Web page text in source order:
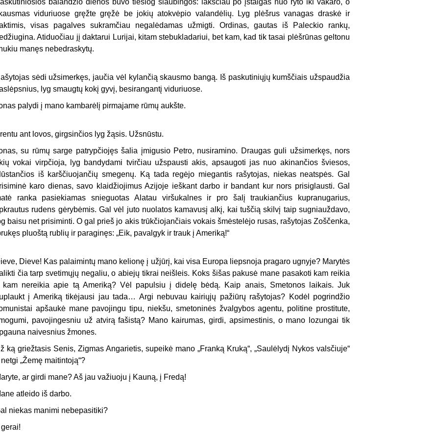
balandžio dienos buvo tiesiog siaubingos: laksčiau po įstaigas nuo ryto iki vakaro, o
viduriuose gręžte gręžė be jokių atokvėpio valandėlių. Lyg plėšrus vanagas draskė ir
visas pagalves sukramčiau negalėdamas užmigti. Ordinas, gautas iš Paleckio rankų,
Atiduočiau jį daktarui Lurijai, kitam stebukladariui, bet kam, kad tik tasai plėšrūnas geltonu
manęs nebedraskytų.
sėdi užsimerkęs, jaučia vėl kylančią skausmo bangą. Iš paskutiniųjų kumščiais užspaudžia
lyg smaugtų kokį gyvį, besirangantį viduriuose.
palydi į mano kambarėlį pirmajame rūmų aukšte.
ant lovos, girgsinčios lyg žąsis. Užsnūstu.
su rūmų sarge patrypčiojęs šalia įmigusio Petro, nusiramino. Draugas guli užsimerkęs, nors
vokai virpčioja, lyg bandydami tvirčiau užspausti akis, apsaugoti jas nuo akinančios šviesos,
iš karščiuojančių smegenų. Ką tada regėjo miegantis rašytojas, niekas neatspės. Gal
karo dienas, savo klaidžiojimus Azijoje ieškant darbo ir bandant kur nors prisiglausti. Gal
ranka pasiekiamas snieguotas Alatau viršukalnes ir pro šalį traukiančius kupranugarius,
rudens gėrybėmis. Gal vėl juto nuolatos kamavusį alkį, kai tuščią skilvį taip sugniauždavo,
baisu net prisiminti. O gal prieš jo akis trūkčiojančiais vokais šmėstelėjo rusas, rašytojas Zoščenka,
pluoštą rublių ir paraginęs: „Eik, pavalgyk ir trauk į Ameriką!“
Dieve! Kas palaimintų mano kelionę į užjūrį, kai visa Europa liepsnoja pragaro ugnyje? Marytės
čia tarp svetimųjų negaliu, o abiejų tikrai neišleis. Koks šišas pakusė mane pasakoti kam reikia
kam nereikia apie tą Ameriką? Vėl papulsiu į didelę bėdą. Kaip anais, Smetonos laikais. Juk
į Ameriką tikėjausi jau tada… Argi nebuvau kairiųjų pažiūrų rašytojas? Kodėl pogrindžio
apšaukė mane pavojingu tipu, niekšu, smetoninės žvalgybos agentu, politine prostitute,
pavojingesniu už atvirą fašistą? Mano kairumas, girdi, apsimestinis, o mano lozungai tik
naivesnius žmones.
ką griežtasis Senis, Zigmas Angarietis, supeikė mano „Franką Kruką“, „Saulėlydį Nykos valsčiuje“
„Žemę maitintoją“?
ar girdi mane? Aš jau važiuoju į Kauną, į Fredą!
atleido iš darbo.
niekas manimi nebepasitiki?
gerai!